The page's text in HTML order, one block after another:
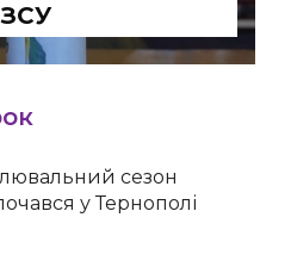
сезон
у Тернополі